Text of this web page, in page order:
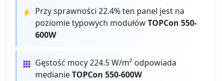
Przy sprawności 22.4% ten panel jest na
poziomie typowych modułówTOPCon 550-
600W
Gęstość mocy 224.5 W/m² odpowiada
medianieTOPCon 550-600W